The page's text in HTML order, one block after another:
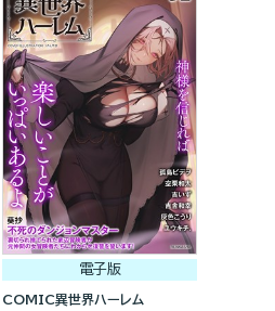
電子版
COMIC異世界ハーレム